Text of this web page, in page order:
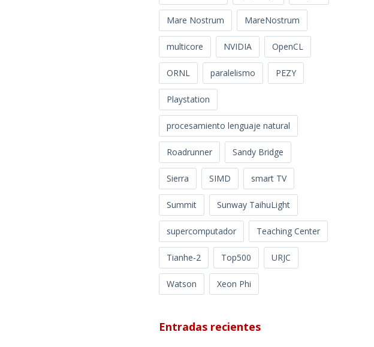
Mare Nostrum MareNostrum
multicore NVIDIA OpenCL
ORNL paralelismo PEZY
Playstation
procesamiento lenguaje natural
Roadrunner Sandy Bridge
Sierra SIMD smart TV
Summit Sunway TaihuLight
supercomputador Teaching Center
Tianhe-2 Top500 URJC
Watson Xeon Phi
Entradas recientes